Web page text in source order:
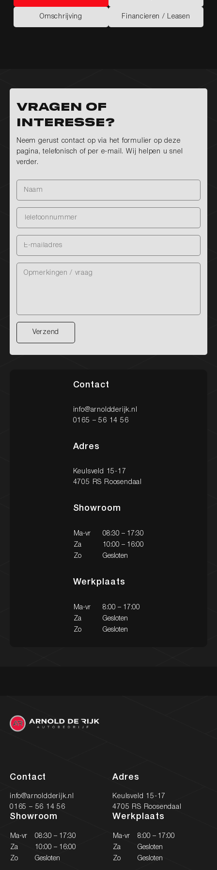
Nieuw binnen
Een occasion of wilt u een afspraak maken? Neem
Kenmerken
Omschrijving
Omschrijving
Financieren / Leasen
Financieren / Leasen
Vragen of
interesse?
Neem gerust contact op via het formulier op deze
pagina, telefonisch of per e-mail. Wij helpen u snel
verder.
Verzend
Verzend
Contact
info@arnoldderijk.nl
0165 – 56 14 56
Adres
Keulsveld 15-17
4705 RS Roosendaal
Showroom
Ma-vr
08:30 – 17:30
Za
10:00 – 16:00
Zo
Gesloten
Werkplaats
Ma-vr
8:00 – 17:00
Za
Gesloten
Zo
Gesloten
Contact
info@arnoldderijk.nl
0165 – 56 14 56
Adres
Keulsveld 15-17
4705 RS Roosendaal
Showroom
Ma-vr
08:30 – 17:30
Za
10:00 – 16:00
Zo
Gesloten
Werkplaats
Ma-vr
8:00 – 17:00
Za
Gesloten
Zo
Gesloten